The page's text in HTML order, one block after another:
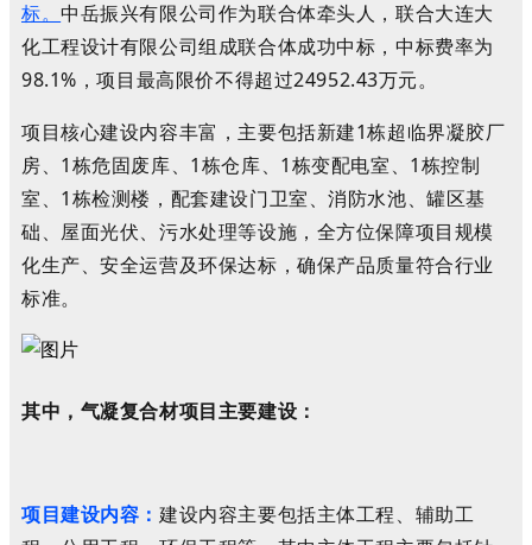
标。中岳振兴有限公司作为联合体牵头人，联合大连大
化工程设计有限公司组成联合体成功中标，中标费率为
98.1%，项目最高限价不得超过24952.43万元。
项目核心建设内容丰富，主要包括新建1栋超临界凝胶厂
房、1栋危固废库、1栋仓库、1栋变配电室、1栋控制
室、1栋检测楼，配套建设门卫室、消防水池、罐区基
础、屋面光伏、污水处理等设施，全方位保障项目规模
化生产、安全运营及环保达标，确保产品质量符合行业
标准。
其中，气凝复合材项目主要建设：
项目建设内容：建设内容主要包括主体工程、辅助工